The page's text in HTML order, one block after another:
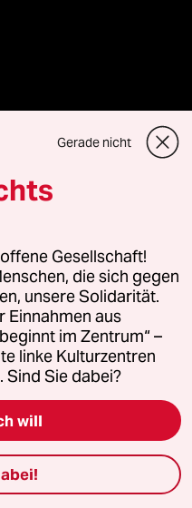
GmbH
oder für Genehmigungen
Kommune-Richtlinien
Impressum AGB
(Ads)
Gerade nicht
Gesellschaft!
die sich gegen
unsere Solidarität.
Einnahmen aus
im Zentrum“ –
linke Kulturzentren
Sie dabei?
will